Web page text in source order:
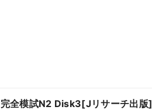
全模試N2 Disk3[Jリサーチ出版]